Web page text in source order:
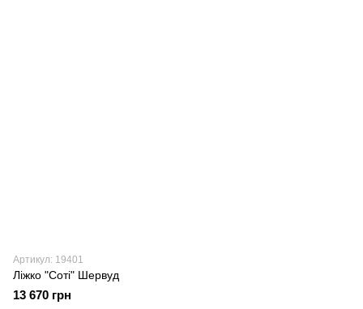
Артикул: 19401
Ліжко "Соті" Шервуд
13 670 грн